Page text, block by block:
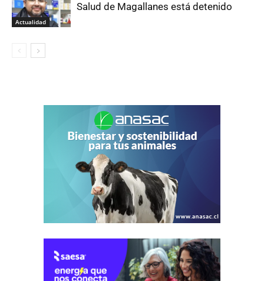
Actualidad
Salud de Magallanes está detenido